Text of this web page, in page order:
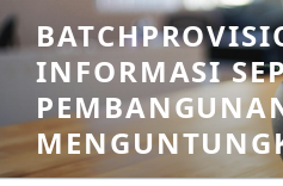
Skip
to
contentINFORMASI